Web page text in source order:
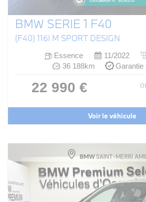
BMW SERIE 1 F40
(F40) 116I M SPORT DESIGN
Essence 11/2022
36 188km
Garantie
22 990 €
Voir le véhicule